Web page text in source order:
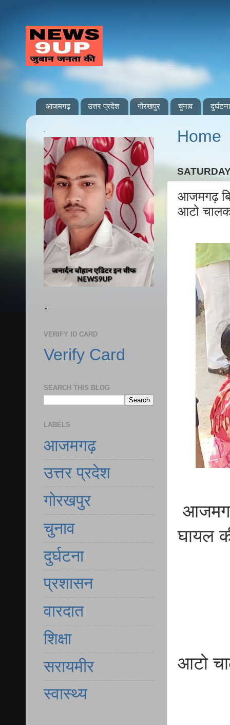
आजमगढ़ उत्तर प्रदेश गोरखपुर चुनाव दुर्घटना
Home
आजमगढ़
आटो
आजमगढ़
घायल
आटो
.
.
VERIFY ID CARD
Verify Card
SEARCH THIS BLOG
LABELS
आजमगढ़
उत्तर प्रदेश
गोरखपुर
चुनाव
दुर्घटना
प्रशासन
वारदात
शिक्षा
सरायमीर
स्वास्थ्य